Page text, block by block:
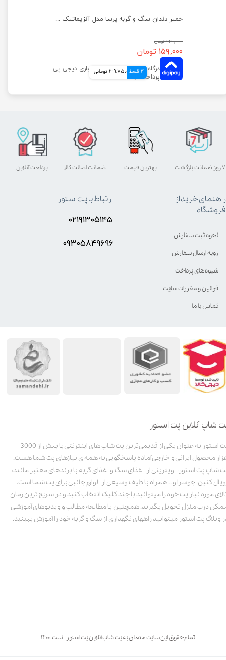
خمیر دندان سگ و گربه پرسا مدل آنزیماتیک وزن 110 گرم
۲۲۰,۰۰۰ تومان
۱۵۹,۰۰۰ تومان
4 قسط 39,750 تومانی
شاپ آنلاین پت استور
پت استور به عنوان یکی از قدیمی‌ترین پت شاپ های اینترنتی با بیش از 3000
محصول ایرانی و خارجی آماده پاسخگویی به همه ی نیازهای پت شما هست.
شاپ پت استور، ویترینی از غذای سگ و غذای گربه با برندهای معتبر مانند:
کنین، جوسرا و .. همراه با طیف وسیعی از لوازم جانبی برای پت شما است.
مورد نیاز پت خود را میتوانید با چند کلیک انتخاب کنید و در سریع ترین زمان
درب منزل تحویل بگیرید. همچنین با مطالعه مطالب و ویدیوهای آموزشی
وبلاگ پت استور میتوانید راههای نگهداری از سگ و گربه خود را آموزش ببینید.
تمام حقوق این سایت متعلق به پت شاپ آنلاین پت استور است. ۱۴۰۰
بهترین قیمت پرداخت آنلاین ۷ روز ضمانت بازگشت ضمانت اصالت کالا
راهنمای خرید از
فروشگاه
نحوه ثبت سفارش
رویه ارسال سفارش
شیوه‌های پرداخت
قوانین و مقررات سایت
تماس با ما
ارتباط با پت استور
۰۲۱۹۱۳۰۵۱۴۵
۰۹۳۰۵8۴9696